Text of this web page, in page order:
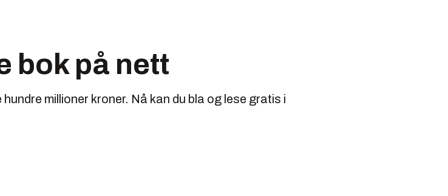
bok på nett
millioner kroner. Nå kan du bla og lese gratis i